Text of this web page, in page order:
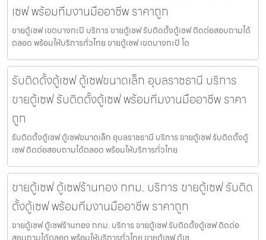
เซฟ พร้อมทีมงานมืออาชีพ ราคาถูก
ขายตู้เซฟ เขตบางกะปิ บริการ ขายตู้เซฟ รับติดตั้งตู้เซฟ ติดต่อสอบถามได้
ตลอด พร้อมให้บริการทั่วไทย ขายตู้เซฟ เขตบางกะปิ โด
รับติดตั้งตู้เซฟ ตู้เซฟขนาดเล็ก อุบลราชธานี บริการ
ขายตู้เซฟ รับติดตั้งตู้เซฟ พร้อมทีมงานมืออาชีพ ราคา
ถูก
รับติดตั้งตู้เซฟ ตู้เซฟขนาดเล็ก อุบลราชธานี บริการ ขายตู้เซฟ รับติดตั้งตู้
เซฟ ติดต่อสอบถามได้ตลอด พร้อมให้บริการทั่วไทย
ขายตู้เซฟ ตู้เซฟร้านทอง กทม. บริการ ขายตู้เซฟ รับติด
ตั้งตู้เซฟ พร้อมทีมงานมืออาชีพ ราคาถูก
ขายตู้เซฟ ตู้เซฟร้านทอง กทม. บริการ ขายตู้เซฟ รับติดตั้งตู้เซฟ ติดต่อ